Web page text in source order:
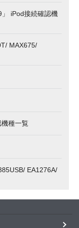
」 iPod接続確認機
MAX675/
機種一覧
EA1276A/